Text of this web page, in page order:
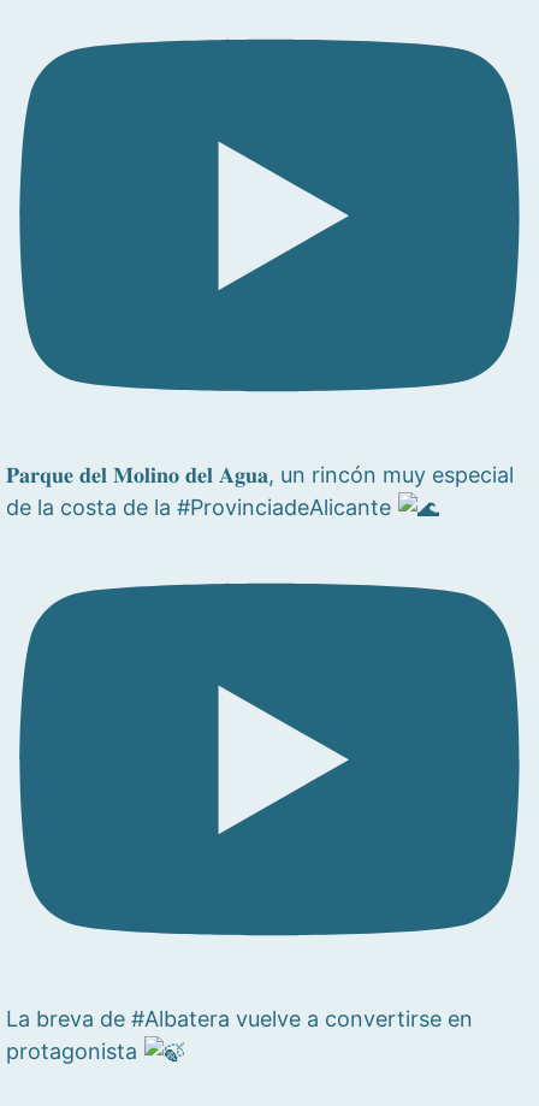
𝐏𝐚𝐫𝐪𝐮𝐞 𝐝𝐞𝐥 𝐌𝐨𝐥𝐢𝐧𝐨 𝐝𝐞𝐥 𝐀𝐠𝐮𝐚, un rincón muy especial
de la costa de la #ProvinciadeAlicante
La breva de #Albatera vuelve a convertirse en
protagonista